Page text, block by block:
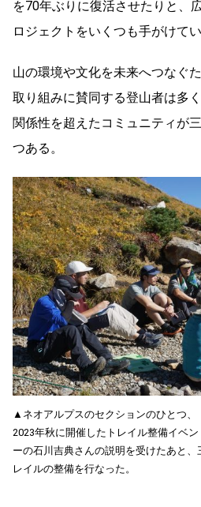
を70年ぶりに復活させたりと、
ロジェクトをいくつも手がけてい
山の環境や文化を未来へつなぐ
取り組みに賛同する登山者は多
関係性を超えたコミュニティが
つある。
▲ネオアルプスのセクションのひとつ、
2023年秋に開催したトレイル整備イベ
ーの石川吉典さんの説明を受けたあと
レイルの整備を行なった。